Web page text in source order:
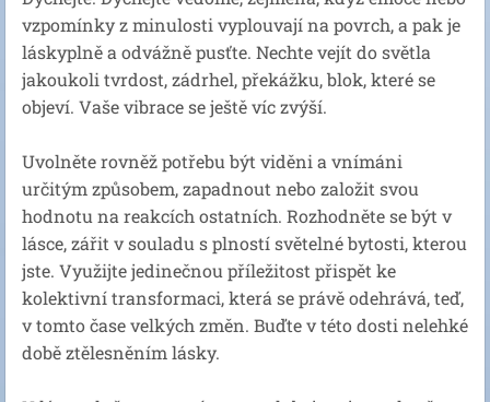
vzpomínky z minulosti vyplouvají na povrch, a pak je
láskyplně a odvážně pusťte. Nechte vejít do světla
jakoukoli tvrdost, zádrhel, překážku, blok, které se
objeví. Vaše vibrace se ještě víc zvýší.
Uvolněte rovněž potřebu být viděni a vnímáni
určitým způsobem, zapadnout nebo založit svou
hodnotu na reakcích ostatních. Rozhodněte se být v
lásce, zářit v souladu s plností světelné bytosti, kterou
jste. Využijte jedinečnou příležitost přispět ke
kolektivní transformaci, která se právě odehrává, teď,
v tomto čase velkých změn. Buďte v této dosti nelehké
době ztělesněním lásky.